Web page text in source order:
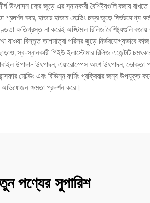
উৎপাদন চক্র জুড়ে এর স্নানকারী বৈশিষ্ট্যগুলি বজায়
করে, হাজার হাজার মোল্ডিং চক্র জুড়ে
ক্ষতিগ্রস্ত না করেই অপ্টিমাল রিলিজ বৈশিষ্ট্যগুলি
যাওয়া বিস্তৃত তাপমাত্রা পরিসর জুড়ে নির্ভরযোগ্যভাবে
স্ব-স্নানকারী পিইউ ইলাস্টোমার রিলিজ এজেন্টটি
উপাদান উৎপাদন, এয়ারোস্পেস অংশ উৎপাদন, ভোক্তা
মোল্ডিং এবং বিভিন্ন ফর্মিং প্রক্রিয়ার জন্য
অভিযোজন ক্ষমতা প্রদর্শন করে।
পণ্যের সুপারিশ